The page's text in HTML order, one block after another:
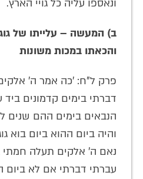
ונאספו עליה כל גויי הארץ.
ב) המעשה – עלייתו של
והכאתו במכות משונות
פרק ל"ח: 'כה אמר ה'
דברתי בימים קדמונים ביד
הנבאים בימים ההם שנים
והיה ביום ההוא ביום בוא
נאם ה' אלקים תעלה חמתי
עברתי דברתי אם לא ביום